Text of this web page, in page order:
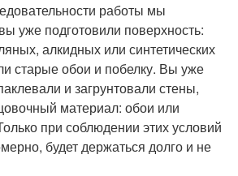
работы мы
уже подготовили поверхность:
алкидных или синтетических
старые обои и побелку. Вы уже
и загрунтовали стены,
материал: обои или
при соблюдении этих условий
будет держаться долго и не